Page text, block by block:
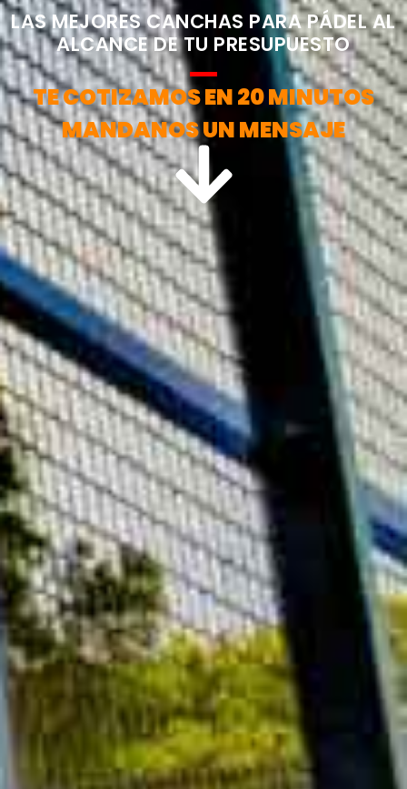
LAS MEJORES CANCHAS PARA PÁDEL AL
ALCANCE DE TU PRESUPUESTO
TE COTIZAMOS EN 20 MINUTOS
MANDANOS UN MENSAJE